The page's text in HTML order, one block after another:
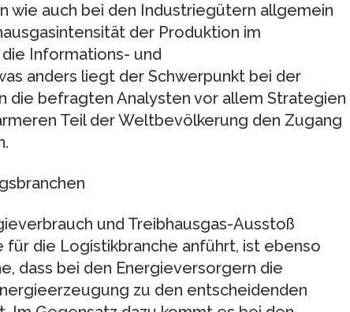
wie auch bei den Industriegütern allgemein
der Produktion im
Informations- und
anders liegt der Schwerpunkt bei der
die befragten Analysten vor allem Strategien
Teil der Weltbevölkerung den Zugang
und Treibhausgas-Ausstoß
die Logistikbranche anführt, ist ebenso
dass bei den Energieversorgern die
zu den entscheidenden